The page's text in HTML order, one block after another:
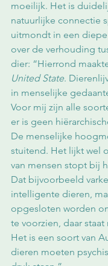
moeilijk. Het is
natuurlijke connectie
uitmondt in een
over de verhouding
dier: “Hierrond
United State.
in menselijke
Voor mij zijn alle
er is geen
De menselijke
stuitend. Het lijkt wel
van mensen stopt bij
Dat bijvoorbeeld
intelligente dieren,
opgesloten worden
te voorzien, daar
Het is een soort van
dieren moeten